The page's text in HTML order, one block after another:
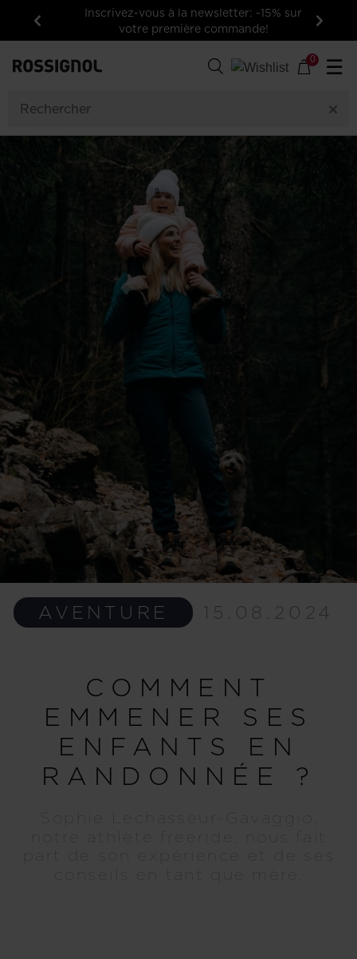
Précédent
Inscrivez-vous à la newsletter: -15% sur
votre première commande!
0 ☰
COMMENT
EMMENER SES
ENFANTS EN
RANDONNÉE ?
AVENTURE 15.08.2024